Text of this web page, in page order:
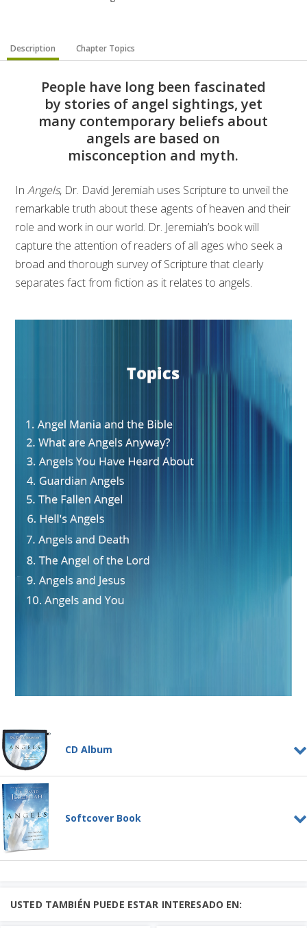
Description Chapter Topics
People have long been fascinated
by stories of angel sightings, yet
many contemporary beliefs about
angels are based on
misconception and myth.
InAngels, Dr. David Jeremiah uses Scripture to unveil the
remarkable truth about these agents of heaven and their
role and work in our world. Dr. Jeremiah’s book will
capture the attention of readers of all ages who seek a
broad and thorough survey of Scripture that clearly
separates fact from fiction as it relates to angels.
CD Album
Aprenda más
Angels - Who They Are and
People have long been fascinated by
Añadir al Carrito
Softcover Book
Angels - Who They Are and
People have long been fascinated by
USTED TAMBIÉN PUEDE ESTAR INTERESADO EN: